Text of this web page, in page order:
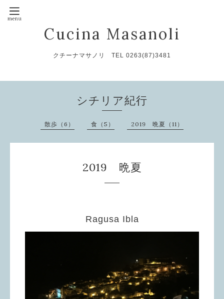
Cucina Masanoli
クチーナマサノリ TEL 0263(87)3481
シチリア紀行
散歩（6） 食（5） 2019 晩夏（11）
2019 晩夏
Ragusa Ibla